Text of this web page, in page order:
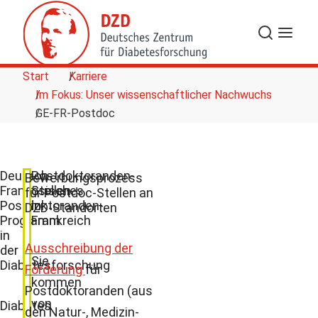
Skip to Content
Suche
Start
Karriere
Im Fokus: Unser wissenschaftlicher Nachwuchs
GE-FR-Postdoc
Deutsch-
Französisches
Postdoktoranden-
Programm
in
der
Diabetesforschung
Diabetes
Bewerbungsprozess
für Postdoc-Stellen an
DZD-Standorten
Ausschreibung der
Förderungfür
Postdoktoranden (aus
den Natur-, Medizin-
Postdoktoranden-
Stellen
in
Frankreich
Sie
kommen
von